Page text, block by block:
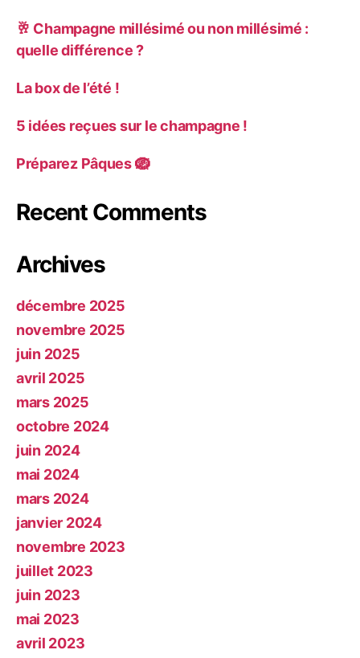
🥂 Champagne millésimé ou non millésimé :
quelle différence ?
La box de l’été !
5 idées reçues sur le champagne !
Préparez Pâques 🪺
Recent Comments
Archives
décembre 2025
novembre 2025
juin 2025
avril 2025
mars 2025
octobre 2024
juin 2024
mai 2024
mars 2024
janvier 2024
novembre 2023
juillet 2023
juin 2023
mai 2023
avril 2023